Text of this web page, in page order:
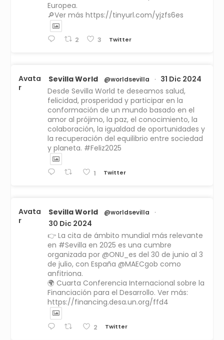
Europea.
🔎Ver más https://tinyurl.com/yjzfs6es
2 3 Twitter
Avata
r
Sevilla World @worldsevilla ·
31 Dic 2024
Desde Sevilla World te deseamos salud,
felicidad, prosperidad y participar en la
conformación de un mundo basado en el
amor al prójimo, la paz, el conocimiento, la
colaboración, la igualdad de oportunidades y
la recuperación del equilibrio entre sociedad
y planeta. #Feliz2025
1 Twitter
Avata
r
Sevilla World @worldsevilla ·
30 Dic 2024
👉 La cita de ámbito mundial más relevante
en #Sevilla en 2025 es una cumbre
organizada por @ONU_es del 30 de junio al 3
de julio, con España @MAECgob como
anfitriona.
🌍 Cuarta Conferencia Internacional sobre la
Financiación para el Desarrollo. Ver más:
https://financing.desa.un.org/ffd4
2 Twitter